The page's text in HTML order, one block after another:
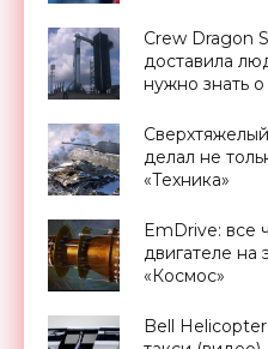
Crew Dragon
доставила
нужно знать
делал не
«Техника»
EmDrive: все
двигателе на
«Космос»
Bell